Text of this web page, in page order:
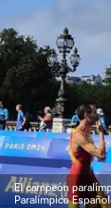
El campeón
Paralímpico Español